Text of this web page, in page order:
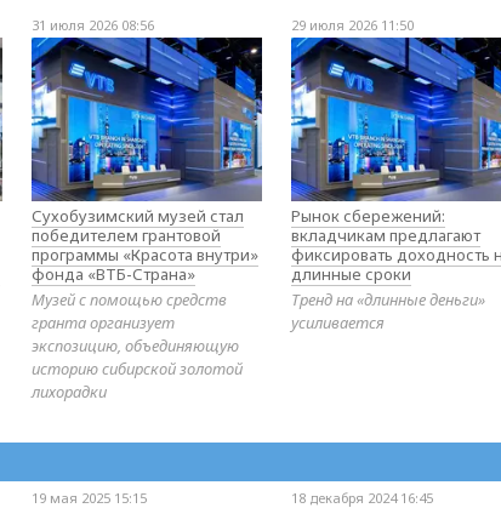
31 июля 2026 08:56
Сухобузимский музей стал
победителем грантовой
программы «Красота внутри»
фонда «ВТБ-Страна»
Музей с помощью средств
гранта организует
экспозицию, объединяющую
историю сибирской золотой
лихорадки
29 июля 2026 11:50
Рынок сбережений:
вкладчикам предлагают
фиксировать доходность
длинные сроки
Тренд на «длинные деньги»
усиливается
19 мая 2025 15:15 18 декабря 2024 16:45